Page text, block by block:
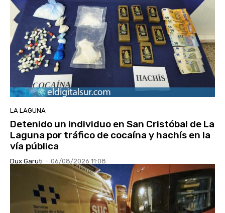
LA LAGUNA
Detenido un individuo en San Cristóbal de La
Laguna por tráfico de cocaína y hachís en la
vía pública
Dux Garuti - 06/08/2026 11:08